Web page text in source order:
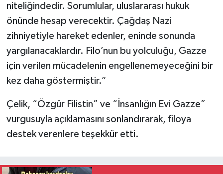
niteliğindedir. Sorumlular, uluslararası hukuk
önünde hesap verecektir. Çağdaş Nazi
zihniyetiyle hareket edenler, eninde sonunda
yargılanacaklardır. Filo’nun bu yolculuğu, Gazze
için verilen mücadelenin engellenemeyeceğini bir
kez daha göstermiştir.”
Çelik, “Özgür Filistin” ve “İnsanlığın Evi Gazze”
vurgusuyla açıklamasını sonlandırarak, filoya
destek verenlere teşekkür etti.